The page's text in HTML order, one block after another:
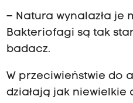
– Natura wynalazła je
Bakteriofagi są tak
badacz.
W przeciwieństwie do
działają jak niewielkie